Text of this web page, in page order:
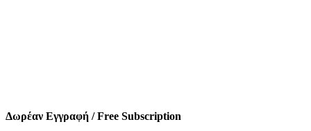
Δωρέαν Εγγραφή / Free Subscription